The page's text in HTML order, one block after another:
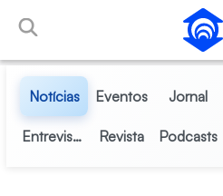
Skip to Main Content
Notícias Eventos Jornal
Entrevistas Revista Podcasts